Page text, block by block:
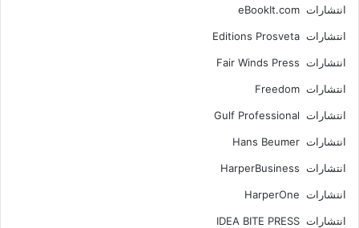
انتشارات eBookIt.com
انتشارات Editions Prosveta
انتشارات Fair Winds Press
انتشارات Freedom
انتشارات Gulf Professional
انتشارات Hans Beumer
انتشارات HarperBusiness
انتشارات HarperOne
انتشارات IDEA BITE PRESS